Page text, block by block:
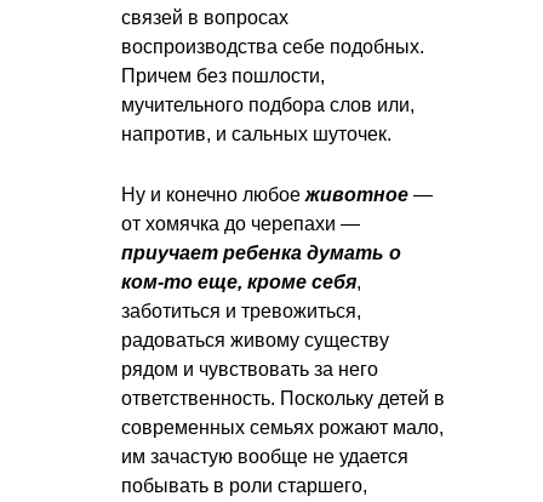
связей в вопросах
воспроизводства себе подобных.
Причем без пошлости,
мучительного подбора слов или,
напротив, и сальных шуточек.
Ну и конечно любое животное —
от хомячка до черепахи —
приучает ребенка думать о
ком-то еще, кроме себя,
заботиться и тревожиться,
радоваться живому существу
рядом и чувствовать за него
ответственность. Поскольку детей в
современных семьях рожают мало,
им зачастую вообще не удается
побывать в роли старшего,